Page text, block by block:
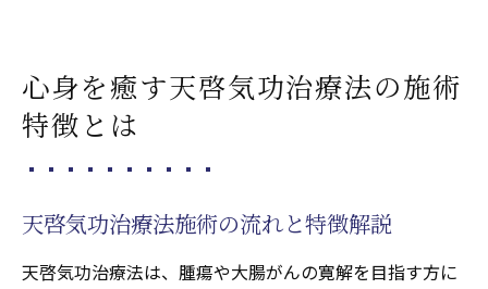
心身を癒す天啓気功治療法の施術
特徴とは
天啓気功治療法施術の流れと特徴解説
天啓気功治療法は、腫瘍や大腸がんの寛解を目指す方に